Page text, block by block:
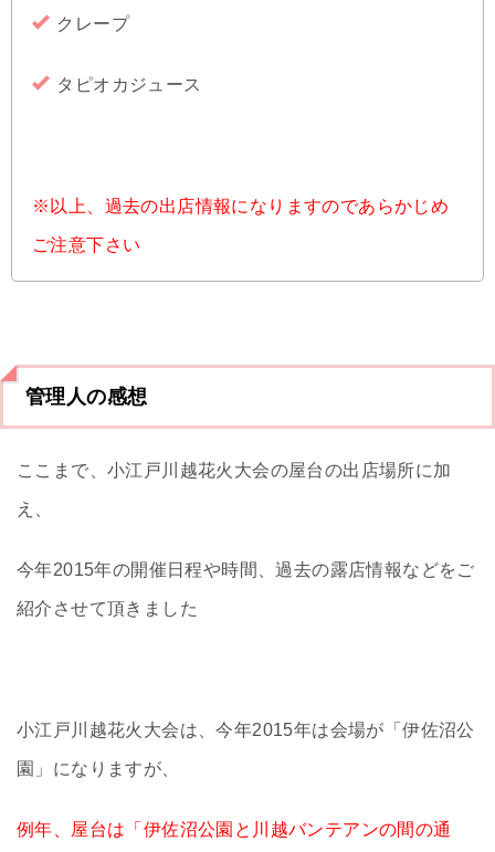
クレープ
タピオカジュース
※以上、過去の出店情報になりますのであらかじめ
ご注意下さい
管理人の感想
ここまで、小江戸川越花火大会の屋台の出店場所に加
え、
今年2015年の開催日程や時間、過去の露店情報などをご
紹介させて頂きました
小江戸川越花火大会は、今年2015年は会場が「伊佐沼公
園」になりますが、
例年、屋台は「伊佐沼公園と川越バンテアンの間の通